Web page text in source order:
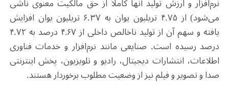
می‌شود) از ۴.۷۵ تریلیون یوان به ۶.۳۷ تریلیون یوان افزایش
یافته و سهم آن از تولید ناخالص داخلی از ۴.۶۷ درصد به ۴.۷۲
درصد رسیده است. صنایعی مانند نرم‌افزار و خدمات فناوری
اطلاعات، انتشارات دیجیتال، رادیو و تلویزیون، پخش اینترنتی
صدا و تصویر و فیلم نیز از وضعیت مطلوب برخوردار هستند.